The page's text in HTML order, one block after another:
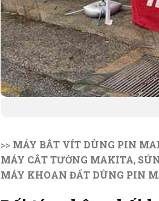
>> MÁY BẮT VÍT DÙNG PIN
MÁY CẮT TƯỜNG MAKITA,
MÁY KHOAN ĐẤT DÙNG PIN